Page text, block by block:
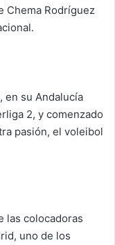
Chema Rodríguez
en su Andalucía
2, y comenzado
pasión, el voleibol
las colocadoras
uno de los